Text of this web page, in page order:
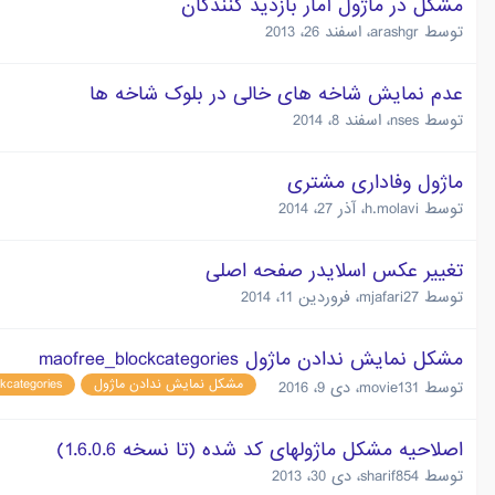
مشکل در ماژول آمار بازدید کنندگان
توسط arashgr، اسفند 26، 2013
عدم نمایش شاخه های خالی در بلوک شاخه ها
توسط nses، اسفند 8، 2014
ماژول وفاداری مشتری
توسط h.molavi،آذر 27، 2014
تغییر عکس اسلایدر صفحه اصلی
توسط mjafari27، فروردین 11، 2014
مشکل نمایش ندادن ماژول maofree_blockcategories
توسط movie131، دی 9، 2016 مشکل نمایش ندادن ماژول
اصلاحیه مشکل ماژولهای کد شده (تا نسخه 1.6.0.6)
توسط sharif854، دی 30، 2013